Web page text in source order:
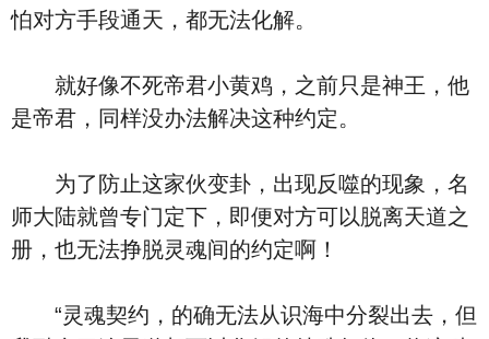
怕对方手段通天，都无法化解。
就好像不死帝君小黄鸡，之前只是神王，他
是帝君，同样没办法解决这种约定。
为了防止这家伙变卦，出现反噬的现象，名
师大陆就曾专门定下，即便对方可以脱离天道之
册，也无法挣脱灵魂间的约定啊！
“灵魂契约，的确无法从识海中分裂出去，但